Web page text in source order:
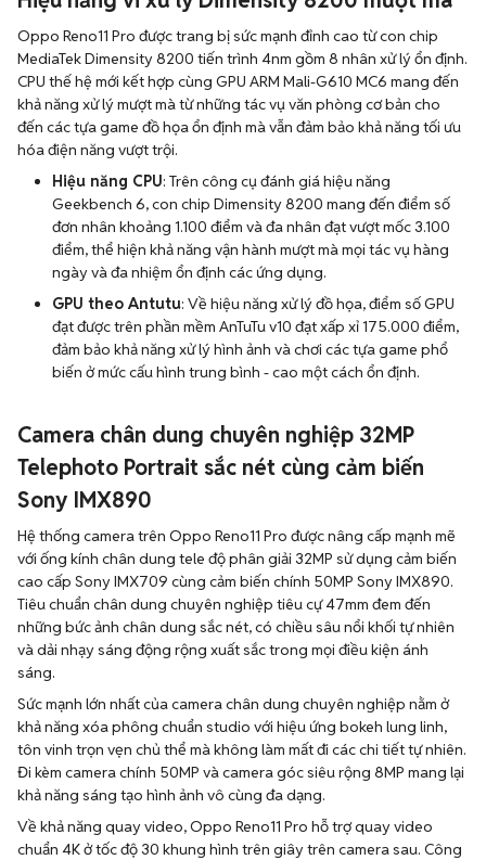
Oppo Reno11 Pro được trang bị sức mạnh đỉnh cao từ con chip
MediaTek Dimensity 8200 tiến trình 4nm gồm 8 nhân xử lý ổn định.
CPU thế hệ mới kết hợp cùng GPU ARM Mali-G610 MC6 mang đến
khả năng xử lý mượt mà từ những tác vụ văn phòng cơ bản cho
đến các tựa game đồ họa ổn định mà vẫn đảm bảo khả năng tối ưu
hóa điện năng vượt trội.
Hiệu năng CPU: Trên công cụ đánh giá hiệu năng
Geekbench 6, con chip Dimensity 8200 mang đến điểm số
đơn nhân khoảng 1.100 điểm và đa nhân đạt vượt mốc 3.100
điểm, thể hiện khả năng vận hành mượt mà mọi tác vụ hàng
ngày và đa nhiệm ổn định các ứng dụng.
GPU theo Antutu: Về hiệu năng xử lý đồ họa, điểm số GPU
đạt được trên phần mềm AnTuTu v10 đạt xấp xỉ 175.000 điểm,
đảm bảo khả năng xử lý hình ảnh và chơi các tựa game phổ
biến ở mức cấu hình trung bình - cao một cách ổn định.
Camera chân dung chuyên nghiệp 32MP
Telephoto Portrait sắc nét cùng cảm biến
Sony IMX890
Hệ thống camera trên Oppo Reno11 Pro được nâng cấp mạnh mẽ
với ống kính chân dung tele độ phân giải 32MP sử dụng cảm biến
cao cấp Sony IMX709 cùng cảm biến chính 50MP Sony IMX890.
Tiêu chuẩn chân dung chuyên nghiệp tiêu cự 47mm đem đến
những bức ảnh chân dung sắc nét, có chiều sâu nổi khối tự nhiên
và dải nhạy sáng động rộng xuất sắc trong mọi điều kiện ánh
sáng.
Sức mạnh lớn nhất của camera chân dung chuyên nghiệp nằm ở
khả năng xóa phông chuẩn studio với hiệu ứng bokeh lung linh,
tôn vinh trọn vẹn chủ thể mà không làm mất đi các chi tiết tự nhiên.
Đi kèm camera chính 50MP và camera góc siêu rộng 8MP mang lại
khả năng sáng tạo hình ảnh vô cùng đa dạng.
Về khả năng quay video, Oppo Reno11 Pro hỗ trợ quay video
chuẩn 4K ở tốc độ 30 khung hình trên giây trên camera sau. Công